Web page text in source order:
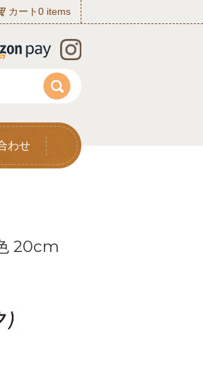
カート0 items
わせ
20cm